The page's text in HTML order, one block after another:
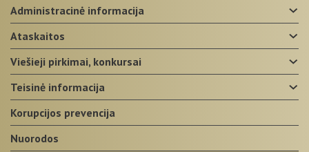
administracinė informacija
ataskaitos
viešieji pirkimai, konkursai
teisinė informacija
korupcijos prevencija
nuorodos